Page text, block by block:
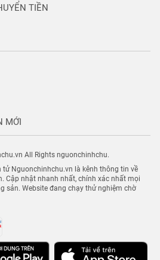
TIỀN
MỚI
All Rights nguonchinhchu.
Nguonchinhchu.vn là kênh thông tin về
Cập nhật nhanh nhất, chính xác nhất mọi
sản. Website đang chạy thử nghiệm chờ